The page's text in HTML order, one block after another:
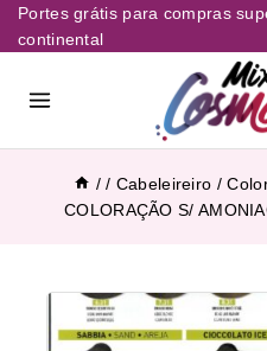
Portes grátis para compras
continental
/ / Cabeleireiro /
COLORAÇÃO S/